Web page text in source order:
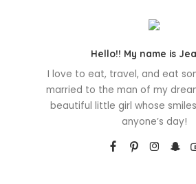
Hello!! My name is
I love to eat, travel, and eat
married to the man of my
beautiful little girl whose
anyone’s day!